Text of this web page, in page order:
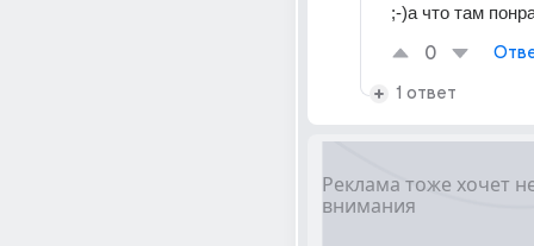
;-)а что там
0
1 ответ